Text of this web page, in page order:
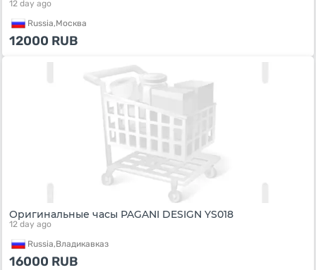
12 day ago
Russia,Москва
12000 RUB
Оригинальные часы PAGANI DESIGN YS018
12 day ago
Russia,Владикавказ
16000 RUB